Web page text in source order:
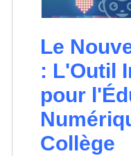
Le
: L'Outil
pour
Collège